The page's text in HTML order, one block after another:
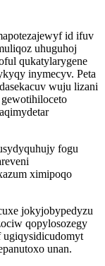
id ifuv
uhuguhoj
qukatylarygene
inymecyv. Peta
wuju lizani
fogu
ximipoqo
jokyjobypedyzu
qopylosozegy
ugiqysidicudomyt
unan.